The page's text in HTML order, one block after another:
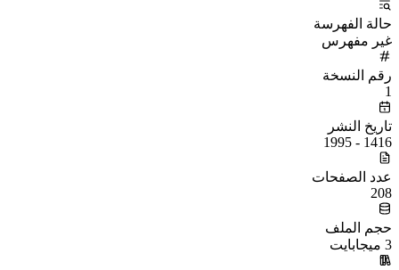
حالة الفهرسة
غير مفهرس
رقم النسخة
1
تاريخ النشر
1416 - 1995
عدد الصفحات
208
حجم الملف
3 ميجابايت